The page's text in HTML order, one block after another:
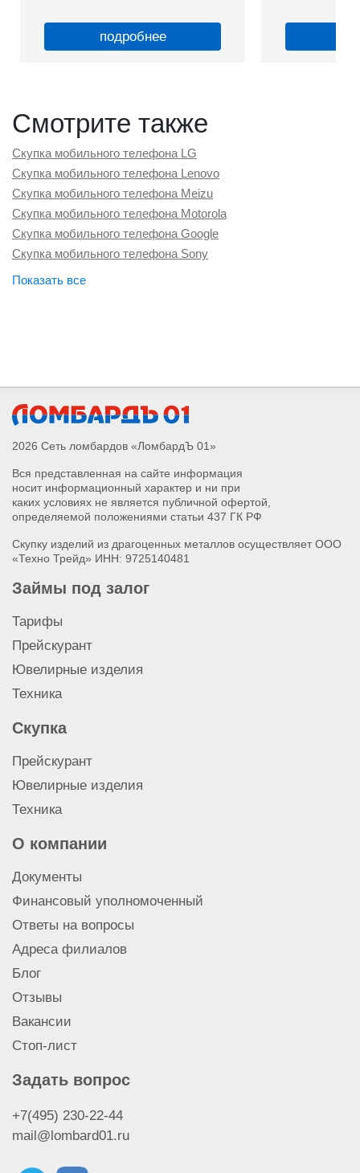
подробнее
Смотрите также
Скупка мобильного телефона LG
Скупка мобильного телефона Lenovo
Скупка мобильного телефона Meizu
Скупка мобильного телефона Motorola
Скупка мобильного телефона Google
Скупка мобильного телефона Nokia
Скупка мобильного телефона Vivo
Скупка мобильного телефона Infinix
Скупка мобильного телефона Redmi
Скупка мобильного телефона Tecno
Скупка мобильного телефона Huawei
Скупка мобильного телефона Realme
Скупка мобильного телефона Xiaomi
Вся представленная на сайте информация
носит информационный характер и ни при
каких условиях не является публичной офертой,
Скупку изделий из драгоценных металлов осуществляет ООО
Тарифы
Прейскурант
Ювелирные изделия
Прейскурант
Ювелирные изделия
Документы
Финансовый уполномоченный
Ответы на вопросы
Адреса филиалов
Блог
Отзывы
Вакансии
+7(495) 230-22-44